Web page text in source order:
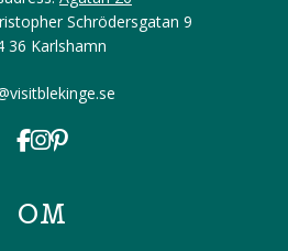
Schrödersgatan 9
36 Karlshamn
OM